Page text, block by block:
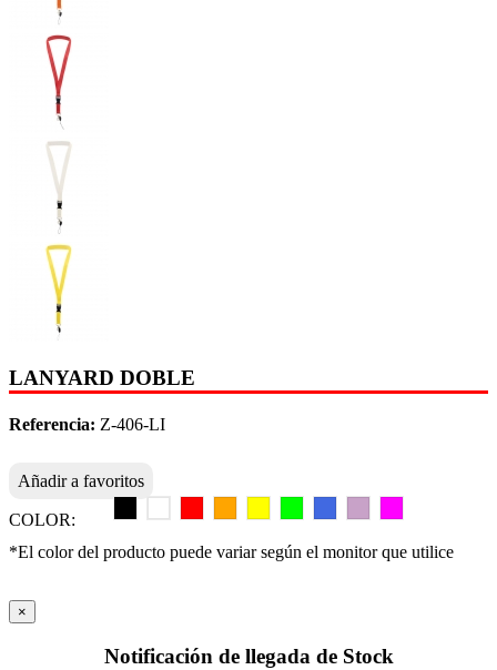
LANYARD DOBLE
Referencia: Z-406-LI
Añadir a favoritos
COLOR:
*El color del producto puede variar según el monitor que utilice
×
Notificación de llegada de Stock